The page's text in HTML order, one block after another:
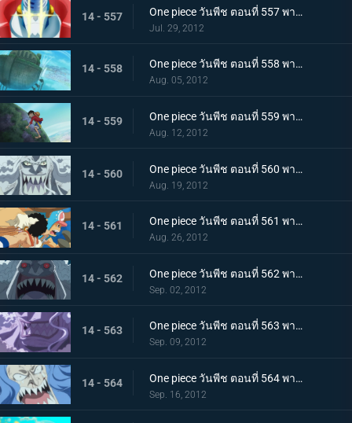
14 - 557 One piece วันพีช ตอนที่ 557 พากย์ไทย ไอรอน ไพเรท! แฟรงกี้โชกุนปรากฏกาย
Jul. 29, 2012
14 - 558 One piece วันพีช ตอนที่ 558 พากย์ไทย เรือโนอาห์ใกล้เข้ามา! เกาะมนุษย์เงือกเข้าสู่วิกฤต!
Aug. 05, 2012
14 - 559 One piece วันพีช ตอนที่ 559 พากย์ไทย เร็วเข้าลูฟี่! ชิราโฮชิ เข้าตาจนแล้ว
Aug. 12, 2012
14 - 560 One piece วันพีช ตอนที่ 560 พากย์ไทย เริ่มการต่อสู้สุดระห่ำ! ลูฟี่ ปะทะ โฮดี้!
Aug. 19, 2012
14 - 561 One piece วันพีช ตอนที่ 561 พากย์ไทย ต่อสู้ตะลุมบอน! กลุ่มหมวกฟาง ปะทะ กลุ่มโจรสลัดมนุษย์เงือกรุ่นใหม่!
Aug. 26, 2012
14 - 562 One piece วันพีช ตอนที่ 562 พากย์ไทย ลูฟี่พ่ายแพ้!? ถึงเวลาแก้แค้นของโฮดี้
Sep. 02, 2012
14 - 563 One piece วันพีช ตอนที่ 563 พากย์ไทย ความจริงที่น่าตกใจ! ตัวตนที่แท้จริงของโฮดี้!
Sep. 09, 2012
14 - 564 One piece วันพีช ตอนที่ 564 พากย์ไทย กลับสู่ศูนย์! คำขออันแรงกล้าต่อลูฟี่!
Sep. 16, 2012